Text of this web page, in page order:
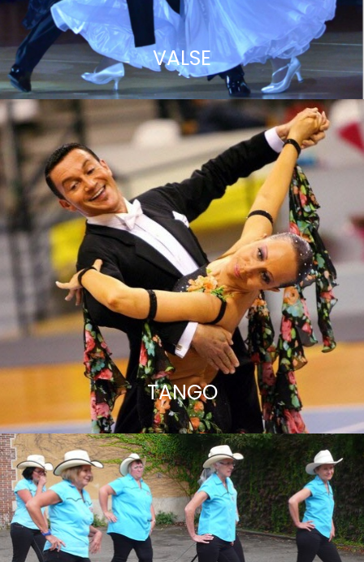
VALSE
TANGO